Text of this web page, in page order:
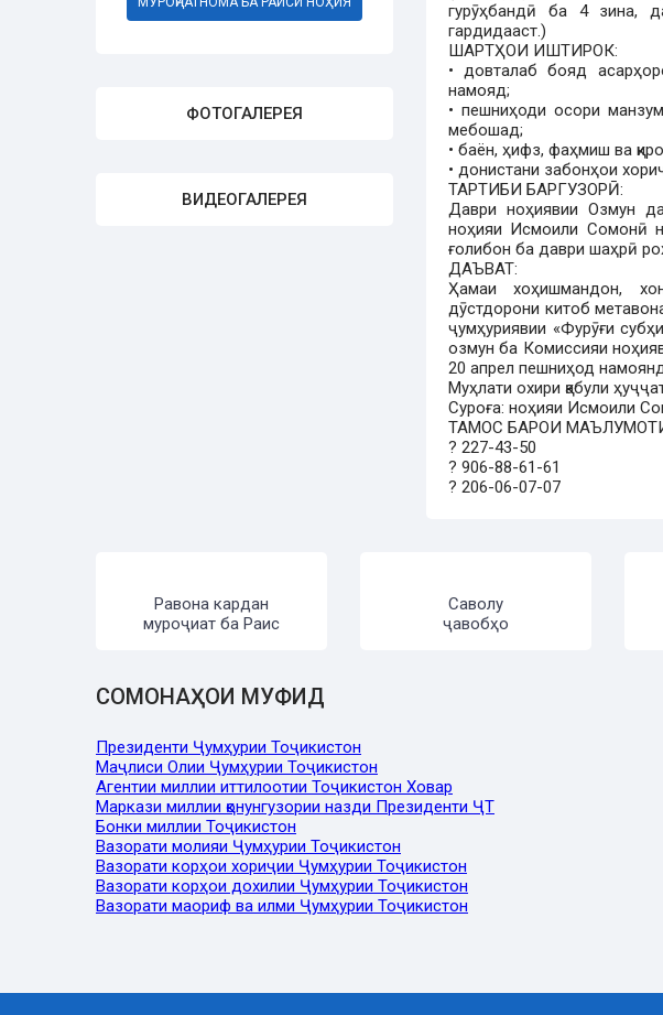
ФОТОГАЛЕРЕЯ
ВИДЕОГАЛЕРЕЯ
гурӯҳбандӣ ба 4 зина,
гардидааст.)
ШАРТҲОИ ИШТИРОК:
• довталаб бояд
намояд;
• пешниҳоди осори
мебошад;
• баён, ҳифз, фаҳмиш ва
• донистани забонҳои
ТАРТИБИ БАРГУЗОРӢ:
Даври ноҳиявии Озмун
ноҳияи Исмоили Сомонӣ
ғолибон ба даври шаҳрӣ
ДАЪВАТ:
Ҳамаи хоҳишмандон,
дӯстдорони китоб
ҷумҳуриявии «Фурӯғи
озмун ба Комиссияи
20 апрел пешниҳод
Муҳлати охири қабули
Суроға: ноҳияи Исмоили
ТАМОС БАРОИ
? 227-43-50
? 906-88-61-61
? 206-06-07-07
Равона кардан
муроҷиат ба Раис
Саволу
ҷавобҳо
СОМОНАҲОИ МУФИД
Президенти Ҷумҳурии Тоҷикистон
Маҷлиси Олии Ҷумҳурии Тоҷикистон
Агентии миллии иттилоотии Тоҷикистон Ховар
Маркази миллии қонунгузории назди Президенти ҶТ
Бонки миллии Тоҷикистон
Вазорати молияи Ҷумҳурии Тоҷикистон
Вазорати корҳои хориҷии Ҷумҳурии Тоҷикистон
Вазорати корҳои дохилии Ҷумҳурии Тоҷикистон
Вазорати маориф ва илми Ҷумҳурии Тоҷикистон